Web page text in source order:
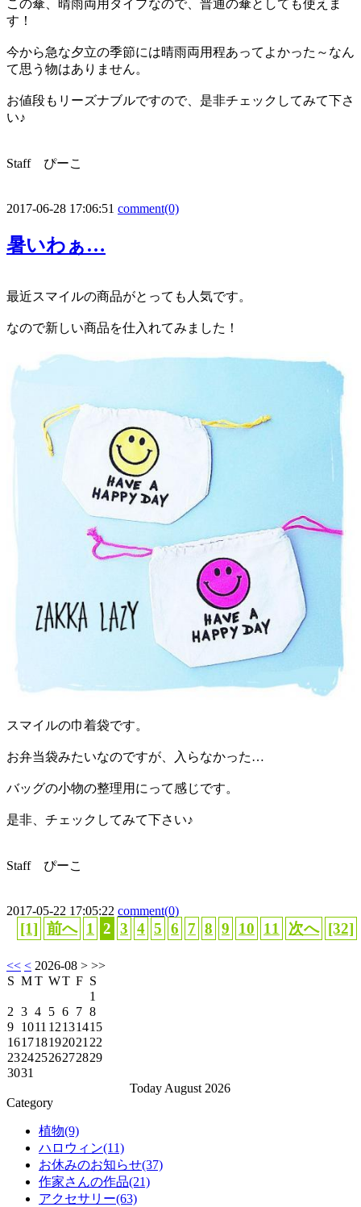
この傘、晴雨両用タイプなので、普通の傘としても使えま
す！
今から急な夕立の季節には晴雨両用程あってよかった～なん
て思う物はありません。
お値段もリーズナブルですので、是非チェックしてみて下さ
い♪
Staff ぴーこ
2017-06-28 17:06:51 comment(0)
暑いわぁ…
最近スマイルの商品がとっても人気です。
なので新しい商品を仕入れてみました！
スマイルの巾着袋です。
お弁当袋みたいなのですが、入らなかった…
バッグの小物の整理用にって感じです。
是非、チェックしてみて下さい♪
Staff ぴーこ
2017-05-22 17:05:22 comment(0)
[1] 前へ 1 2 3 4 5 6 7 8 9 10 11 次へ [32]
<< < 2026-08 > >>
S MT WT F S
1
2 3 4 5 6 7 8
9 1011 12131415
161718192021 22
23242526272829
3031
Today August 2026
Category
植物(9)
ハロウィン(11)
お休みのお知らせ(37)
作家さんの作品(21)
アクセサリー(63)